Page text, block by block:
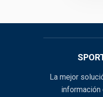
La mejor
información